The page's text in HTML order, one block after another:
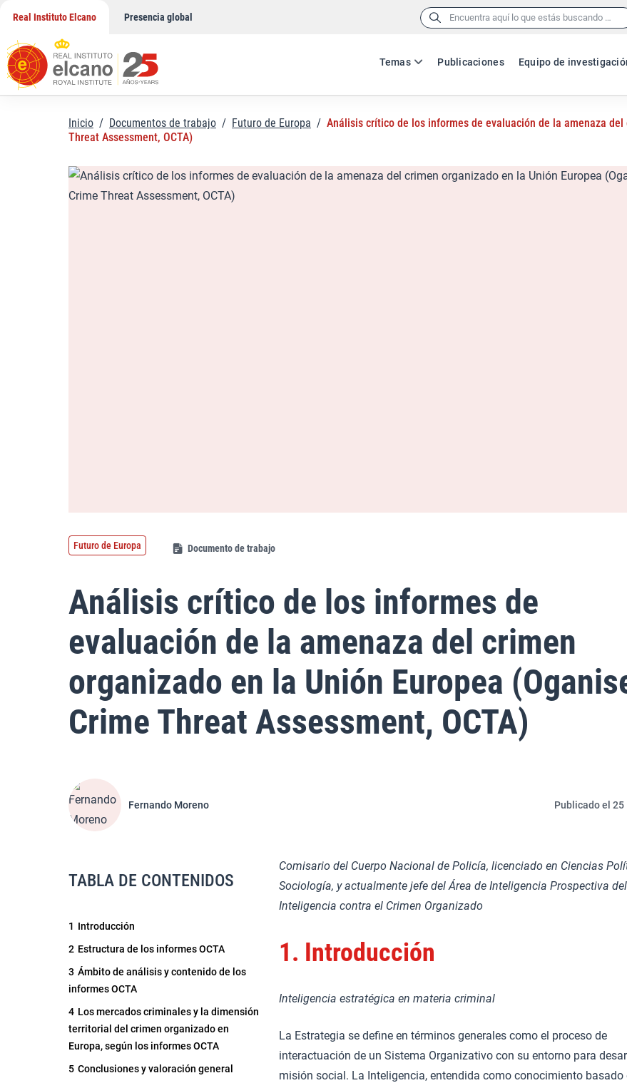
contenido
Real Instituto Elcano Presencia global Buscar:
Temas Publicaciones Equipo de
Inicio / Documentos de trabajo / Futuro de Europa / Análisis crítico de los informes de evaluación de la amenaza
Threat Assessment, OCTA)
Análisis crítico de los informes de
evaluación de la amenaza del crimen
organizado en la Unión Europea
Crime Threat Assessment, OCTA)
Futuro de Europa Documento de trabajo
Fernando Moreno Publicado el 25
TABLA DE CONTENIDOS
1 Introducción
2 Estructura de los informes OCTA
3 Ámbito de análisis y contenido de los
informes OCTA
4 Los mercados criminales y la dimensión
territorial del crimen organizado en
Europa, según los informes OCTA
5 Conclusiones y valoración general
Comisario del Cuerpo Nacional de Policía, licenciado en Ciencias
Sociología, y actualmente jefe del Área de Inteligencia Prospectiva
Inteligencia contra el Crimen Organizado
1. Introducción
Inteligencia estratégica en materia criminal
La Estrategia se define en términos generales como el proceso de
interactuación de un Sistema Organizativo con su entorno para
misión social. La Inteligencia, entendida como conocimiento basado